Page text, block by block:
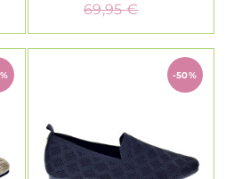
69,95 €
-50%